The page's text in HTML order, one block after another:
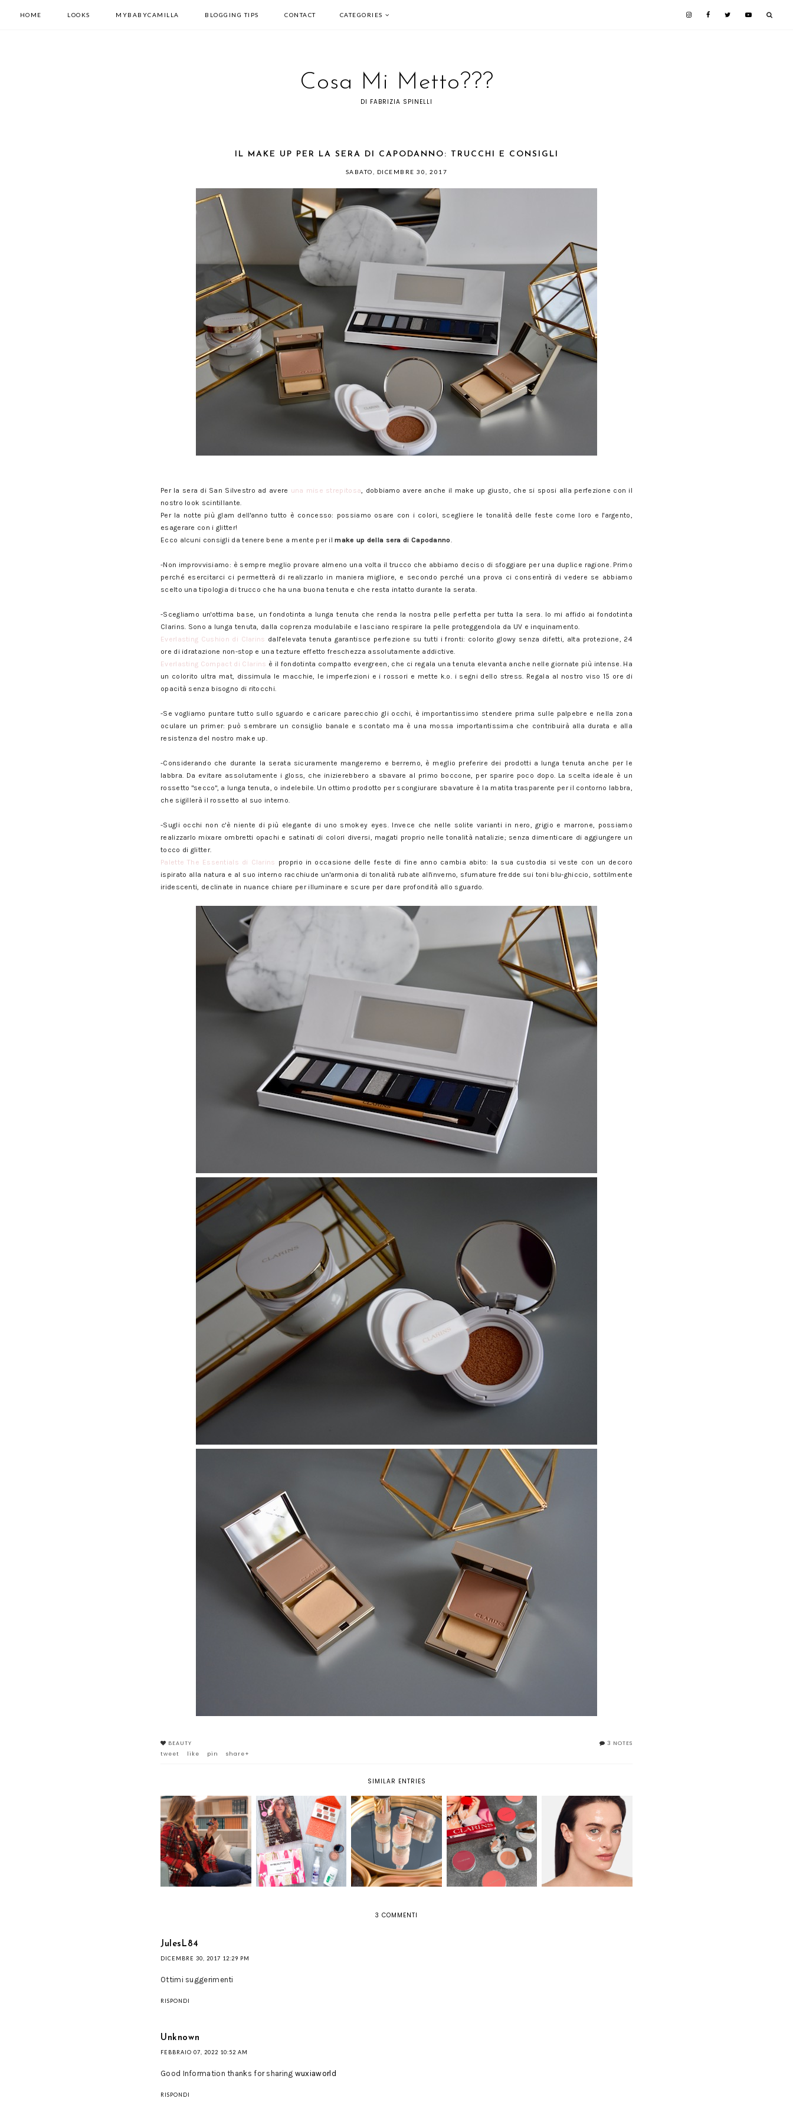
HOME LOOKS MYBABYCAMILLA BLOGGING TIPS CONTACT CATEGORIES
Cosa Mi Metto???
DI FABRIZIA SPINELLI
IL MAKE UP PER LA SERA DI CAPODANNO: TRUCCHI E CONSIGLI
SABATO, DICEMBRE 30, 2017
Per la sera di San Silvestro ad avere una mise strepitosa, dobbiamo avere anche il make up giusto, che si sposi alla perfezione con il
nostro look scintillante.
Per la notte più glam dell'anno tutto è concesso: possiamo osare con i colori, scegliere le tonalità delle feste come loro e l'argento,
esagerare con i glitter!
Ecco alcuni consigli da tenere bene a mente per ilmake up della sera di Capodanno.
-Non improvvisiamo: è sempre meglio provare almeno una volta il trucco che abbiamo deciso di sfoggiare per una duplice ragione. Primo
perché esercitarci ci permetterà di realizzarlo in maniera migliore, e secondo perché una prova ci consentirà di vedere se abbiamo
scelto una tipologia di trucco che ha una buona tenuta e che resta intatto durante la serata.
-Scegliamo un'ottima base, un fondotinta a lunga tenuta che renda la nostra pelle perfetta per tutta la sera. Io mi affido ai fondotinta
Clarins. Sono a lunga tenuta, dalla coprenza modulabile e lasciano respirare la pelle proteggendola da UV e inquinamento.
Everlasting Cushion di Clarins dall'elevata tenuta garantisce perfezione su tutti i fronti: colorito glowy senza difetti, alta protezione, 24
ore di idratazione non-stop e una tezture effetto freschezza assolutamente addictive.
Everlasting Compact di Clarins è il fondotinta compatto evergreen, che ci regala una tenuta elevanta anche nelle giornate più intense. Ha
un colorito ultra mat, dissimula le macchie, le imperfezioni e i rossori e mette k.o. i segni dello stress. Regala al nostro viso 15 ore di
opacità senza bisogno di ritocchi.
-Se vogliamo puntare tutto sullo sguardo e caricare parecchio gli occhi, è importantissimo stendere prima sulle palpebre e nella zona
oculare un primer: può sembrare un consiglio banale e scontato ma è una mossa importantissima che contribuirà alla durata e alla
resistenza del nostro make up.
-Considerando che durante la serata sicuramente mangeremo e berremo, è meglio preferire dei prodotti a lunga tenuta anche per le
labbra. Da evitare assolutamente i gloss, che inizierebbero a sbavare al primo boccone, per sparire poco dopo. La scelta ideale è un
rossetto "secco", a lunga tenuta, o indelebile. Un ottimo prodotto per scongiurare sbavature è la matita trasparente per il contorno labbra,
che sigillerà il rossetto al suo interno.
-Sugli occhi non c'è niente di più elegante di uno smokey eyes. Invece che nelle solite varianti in nero, grigio e marrone, possiamo
realizzarlo mixare ombretti opachi e satinati di colori diversi, magati proprio nelle tonalità natalizie; senza dimenticare di aggiungere un
tocco di glitter.
Palette The Essentials di Clarins proprio in occasione delle feste di fine anno cambia abito: la sua custodia si veste con un decoro
ispirato alla natura e al suo interno racchiude un'armonia di tonalità rubate all'inverno, sfumature fredde sui toni blu-ghiccio, sottilmente
iridescenti, declinate in nuance chiare per illuminare e scure per dare profondità allo sguardo.
3 NOTES
BEAUTY
tweet
like pin share+
SIMILAR ENTRIES
LES PHYTO-OMBRES DI
SISLEY: OMBRETTI
LUMINOSI A LUNGA
TENUTA
MYBEAUTYBOX: WOW
BOX BY VEEPEE
EVERLASTING YOUTH
FLUID DI CLARINS: UN
CONCENTRATO DI
LUMINOSITÀ E
GIOVINEZZA
JOLI BLUSH: I NUOVI
BLUSH ULTRA
PIGMENTATI DI
CLARINS
MASCHERA ALL’ACIDO
IALURONICO: QUALE
SCEGLIERE
3 COMMENTI
JulesL84
DICEMBRE 30, 2017 12:29 PM
Ottimi suggerimenti
RISPONDI
Unknown
FEBBRAIO 07, 2022 10:52 AM
Good Information thanks for sharing wuxiaworld
RISPONDI